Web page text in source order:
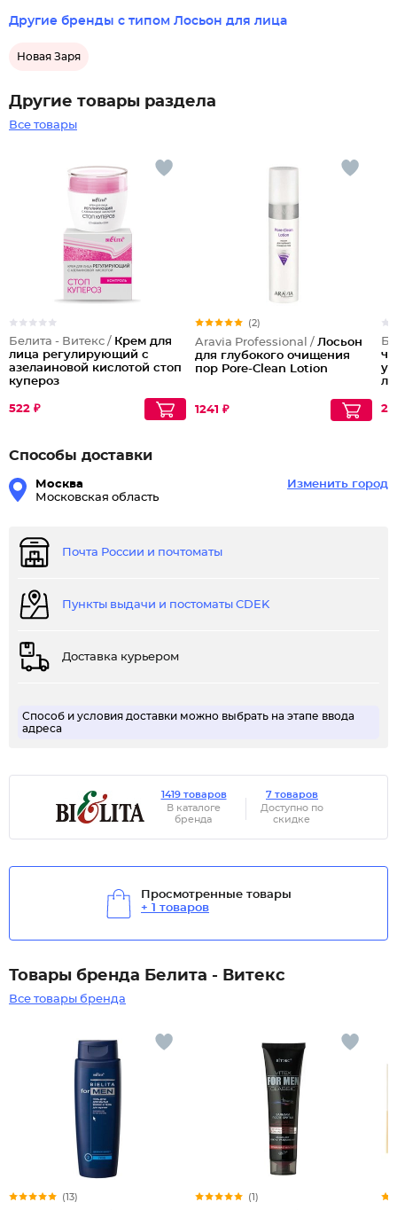
Другие бренды с типом Лосьон для лица
Новая Заря
Другие товары раздела
Все товары
Белита - Витекс / Крем для
лица регулирующий с
азелаиновой кислотой стоп
купероз
522 ₽
(2)
Aravia Professional / Лосьон
для глубокого очищения
пор Pore-Clean Lotion
1241 ₽
Способы доставки
Москва
Московская область
Изменить город
Почта России и почтоматы
Пункты выдачи и постоматы CDEK
Доставка курьером
Способ и условия доставки можно выбрать на этапе ввода
адреса
1419 товаров
В каталоге
бренда
7 товаров
Доступно по
скидке
Просмотренные товары
+ 1 товаров
Товары бренда Белита - Витекс
Все товары бренда
(13) (1)